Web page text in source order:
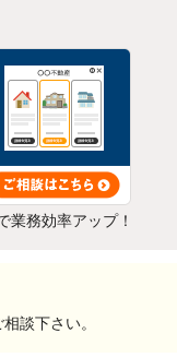
業務効率アップ！
談下さい。